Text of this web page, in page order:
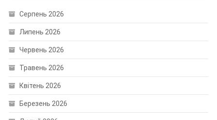
Серпень 2026
Липень 2026
Червень 2026
Травень 2026
Квітень 2026
Березень 2026